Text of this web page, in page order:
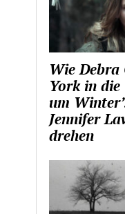
Wie
York in die
um
Jennifer
drehen